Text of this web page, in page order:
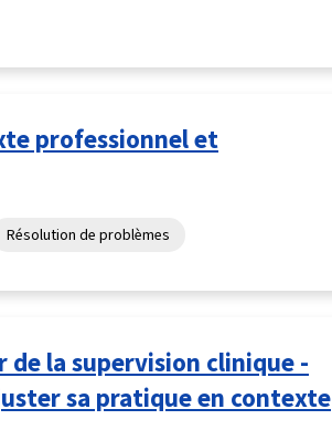
professionnel et
Résolution de problèmes
la supervision clinique -
sa pratique en contexte